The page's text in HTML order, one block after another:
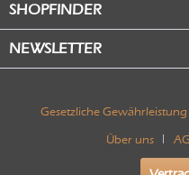
SHOPFINDER
NEWSLETTER
Gesetzliche Gewährleistung
Über uns